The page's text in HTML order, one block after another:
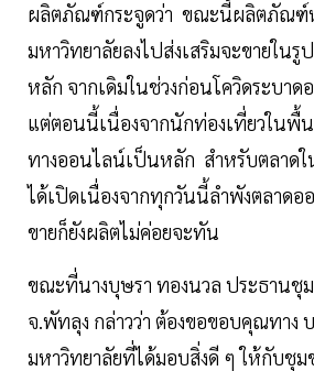
ผลิตภัณฑ์กระจูดว่า ขณะนี้ผลิตภัณฑ์
มหาวิทยาลัยลงไปส่งเสริมจะขายใน
หลัก จากเดิมในช่วงก่อนโควิดระบาด
แต่ตอนนี้เนื่องจากนักท่องเที่ยวในพื้
ทางออนไลน์เป็นหลัก สำหรับตลาดใ
ได้เปิดเนื่องจากทุกวันนี้ลำพังตลาด
ขายก็ยังผลิตไม่ค่อยจะทัน
ขณะที่นางบุษรา ทองนวล ประธานชุ
จ.พัทลุง กล่าวว่า ต้องขอขอบคุณทาง
มหาวิทยาลัยที่ได้มอบสิ่งดี ๆ ให้กับชุ